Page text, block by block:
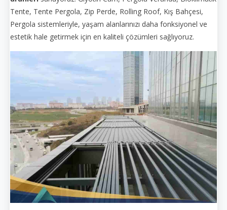
Tente, Tente Pergola, Zip Perde, Rolling Roof, Kış Bahçesi,
Pergola sistemleriyle, yaşam alanlarınızı daha fonksiyonel ve
estetik hale getirmek için en kaliteli çözümleri sağlıyoruz.